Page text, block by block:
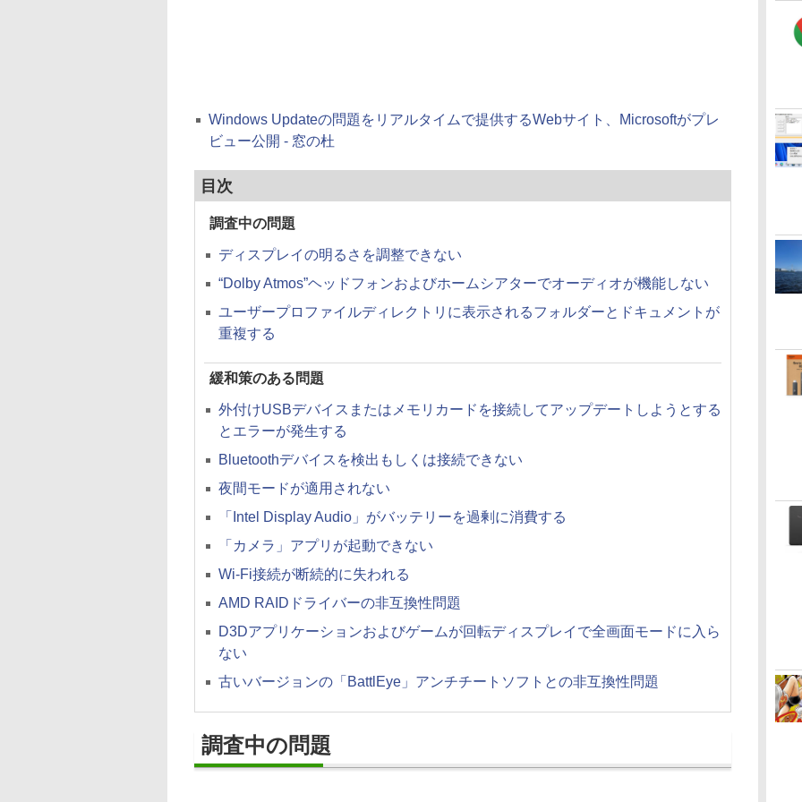
Windows Updateの問題をリアルタイムで提供するWebサイト、Microsoftがプレ
ビュー公開 - 窓の杜
目次
調査中の問題
ディスプレイの明るさを調整できない
“Dolby Atmos”ヘッドフォンおよびホームシアターでオーディオが機能しない
ユーザープロファイルディレクトリに表示されるフォルダーとドキュメントが
重複する
緩和策のある問題
外付けUSBデバイスまたはメモリカードを接続してアップデートしようとする
とエラーが発生する
Bluetoothデバイスを検出もしくは接続できない
夜間モードが適用されない
「Intel Display Audio」がバッテリーを過剰に消費する
「カメラ」アプリが起動できない
Wi-Fi接続が断続的に失われる
AMD RAIDドライバーの非互換性問題
D3Dアプリケーションおよびゲームが回転ディスプレイで全画面モードに入ら
ない
古いバージョンの「BattlEye」アンチチートソフトとの非互換性問題
調査中の問題